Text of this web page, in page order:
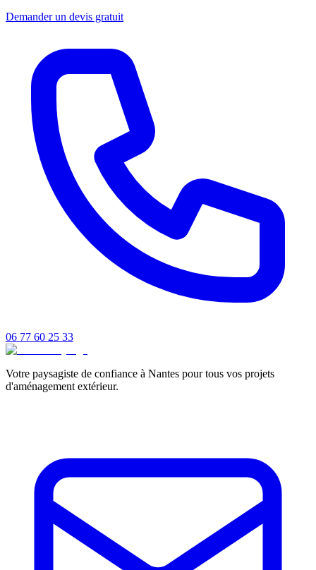
Demander un devis gratuit
06 77 60 25 33
Votre paysagiste de confiance à Nantes pour tous vos projets
d'aménagement extérieur.